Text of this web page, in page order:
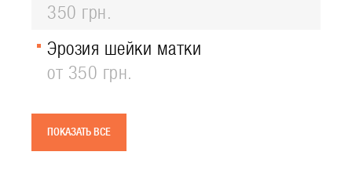
350 грн.
Эрозия шейки матки
от 350 грн.
ПОКАЗАТЬ ВСЕ